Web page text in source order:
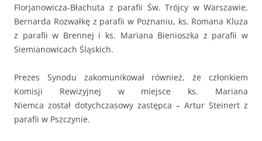
Florjanowicza-Błachuta z parafii Św. Trójcy w Warszawie,
Bernarda Rozwałkę z parafii w Poznaniu, ks. Romana Kluza
z parafii w Brennej i ks. Mariana Bienioszka z parafii w
Siemianowicach Śląskich.
Prezes Synodu zakomunikował również, że członkiem
Komisji Rewizyjnej w miejsce ks. Mariana
Niemca został dotychczasowy zastępca – Artur Steinert z
parafii w Pszczynie.